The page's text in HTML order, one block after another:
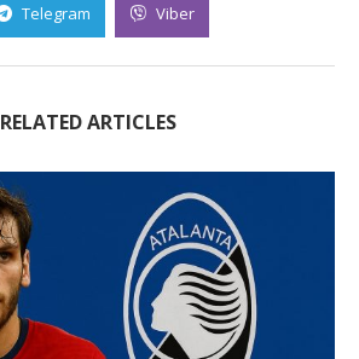
Telegram Viber
RELATED ARTICLES